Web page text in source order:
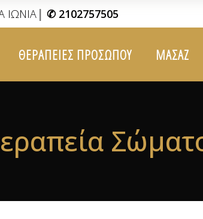
ΙΩΝΙΑ | ✆ 2102757505
ΘΕΡΑΠΕΙΕΣ ΠΡΟΣΩΠΟΥ ΜΑΣΑΖ